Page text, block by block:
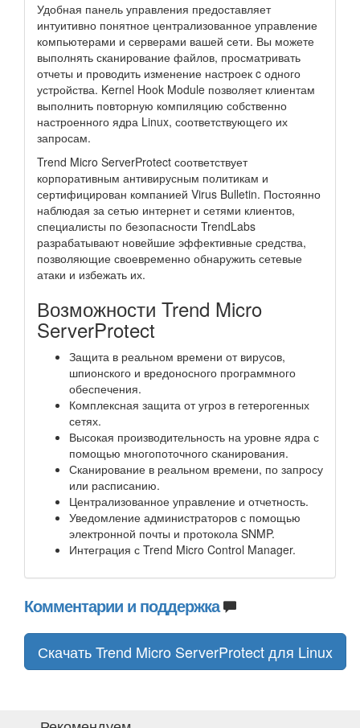
Удобная панель управления предоставляет
интуитивно понятное централизованное управление
компьютерами и серверами вашей сети. Вы можете
выполнять сканирование файлов, просматривать
отчеты и проводить изменение настроек c одного
устройства. Kernel Hook Module позволяет клиентам
выполнить повторную компиляцию собственно
настроенного ядра Linux, соответствующего их
запросам.
Trend Micro ServerProtect соответствует
корпоративным антивирусным политикам и
сертифицирован компанией Virus Bulletin. Постоянно
наблюдая за сетью интернет и сетями клиентов,
специалисты по безопасности TrendLabs
разрабатывают новейшие эффективные средства,
позволяющие своевременно обнаружить сетевые
атаки и избежать их.
Возможности Trend Micro
ServerProtect
Защита в реальном времени от вирусов,
шпионского и вредоносного программного
обеспечения.
Комплексная защита от угроз в гетерогенных
сетях.
Высокая производительность на уровне ядра с
помощью многопоточного сканирования.
Сканирование в реальном времени, по запросу
или расписанию.
Централизованное управление и отчетность.
Уведомление администраторов с помощью
электронной почты и протокола SNMP.
Интеграция с Trend Micro Control Manager.
Комментарии и поддержка
Скачать Trend Micro ServerProtect для Linux